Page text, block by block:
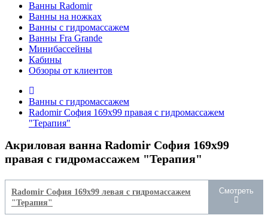
Ванны Radomir
Ванны на ножках
Ванны с гидромассажем
Ванны Fra Grande
Минибассейны
Кабины
Обзоры от клиентов
Ванны с гидромассажем
Radomir София 169x99 правая с гидромассажем
"Терапия"
Акриловая ванна Radomir София 169x99
правая с гидромассажем "Терапия"
Radomir София 169x99 левая с гидромассажем
"Терапия"
Смотреть